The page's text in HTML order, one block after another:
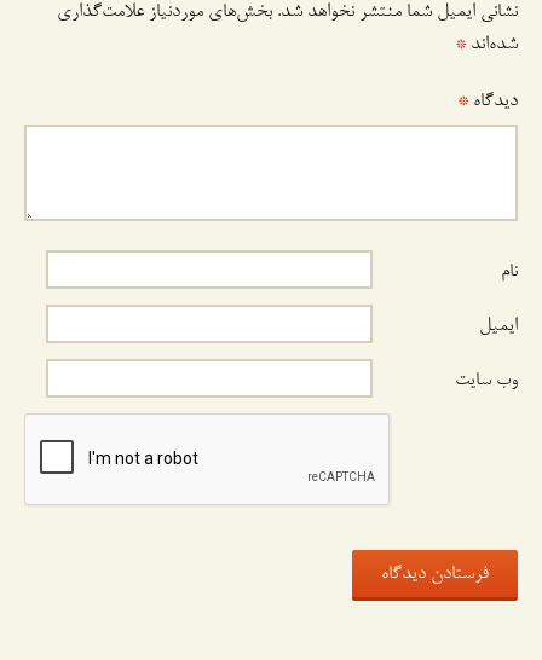
نشانی ایمیل شما منتشر نخواهد شد. بخش‌های موردنیاز علامت‌گذاری
شده‌اند *
دیدگاه *
نام
ایمیل
وب‌ سایت